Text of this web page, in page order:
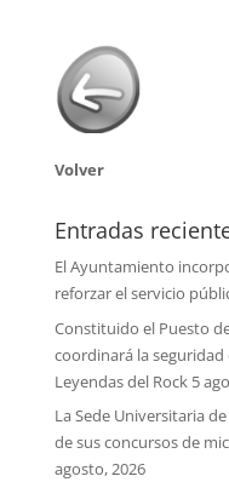
Volver
Entradas
El Ayuntamiento
reforzar el servicio
Constituido el Puesto
coordinará la
Leyendas del Rock 5
La Sede Universitaria
de sus concursos de
agosto, 2026